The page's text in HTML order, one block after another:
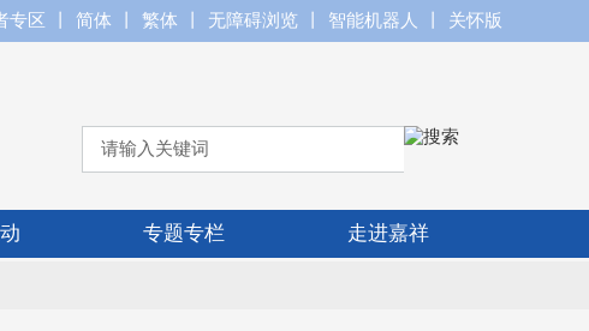
专区 简体 繁体 无障碍浏览 智能机器人 关怀版
专题专栏 走进嘉祥